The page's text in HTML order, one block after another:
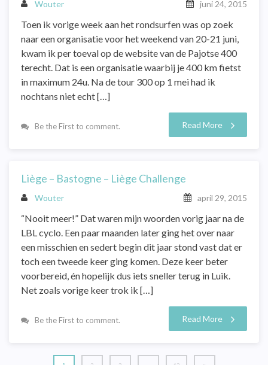
Wouter juni 24, 2015
Toen ik vorige week aan het rondsurfen was op zoek
naar een organisatie voor het weekend van 20-21 juni,
kwam ik per toeval op de website van de Pajotse 400
terecht. Dat is een organisatie waarbij je 400 km fietst
in maximum 24u. Na de tour 300 op 1 mei had ik
nochtans niet echt […]
Be the First to comment. Read More
Liège – Bastogne – Liège Challenge
Wouter april 29, 2015
“Nooit meer!” Dat waren mijn woorden vorig jaar na de
LBL cyclo. Een paar maanden later ging het over naar
een misschien en sedert begin dit jaar stond vast dat er
toch een tweede keer ging komen. Deze keer beter
voorbereid, én hopelijk dus iets sneller terug in Luik.
Net zoals vorige keer trok ik […]
Be the First to comment. Read More